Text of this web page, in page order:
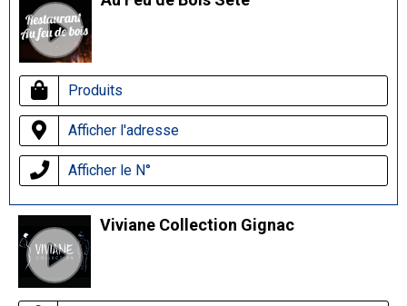
Produits
Afficher l'adresse
Afficher le N°
Viviane Collection Gignac